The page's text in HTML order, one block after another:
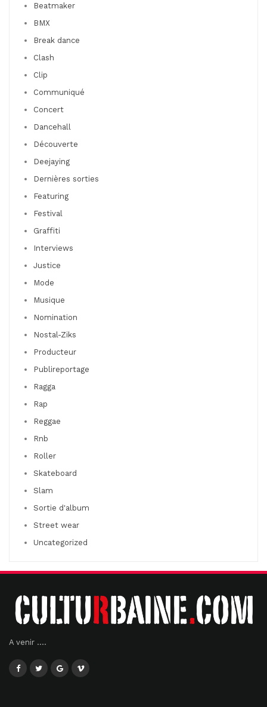
Beatmaker
BMX
Break dance
Clash
Clip
Communiqué
Concert
Dancehall
Découverte
Deejaying
Dernières sorties
Featuring
Festival
Graffiti
Interviews
Justice
Mode
Musique
Nomination
Nostal-Ziks
Producteur
Publireportage
Ragga
Rap
Reggae
Rnb
Roller
Skateboard
Slam
Sortie d'album
Street wear
Uncategorized
A venir ....